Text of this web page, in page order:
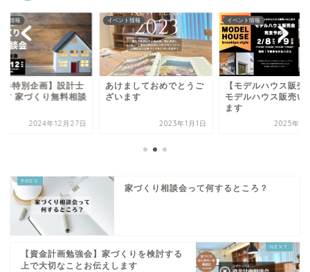
ト情報
春特別企画】設計士
す 家づくり無料相談
2024年12月27日
イベント情報
あけましておめでとうご
ざいます
2023年1月1日
イベント情報
【モデルハウス販売
モデルハウス販売い
ます
2025年1
家づくり相談会って何するところ？
【資金計画勉強会】家づくりを検討する
上で大切なことお伝えします